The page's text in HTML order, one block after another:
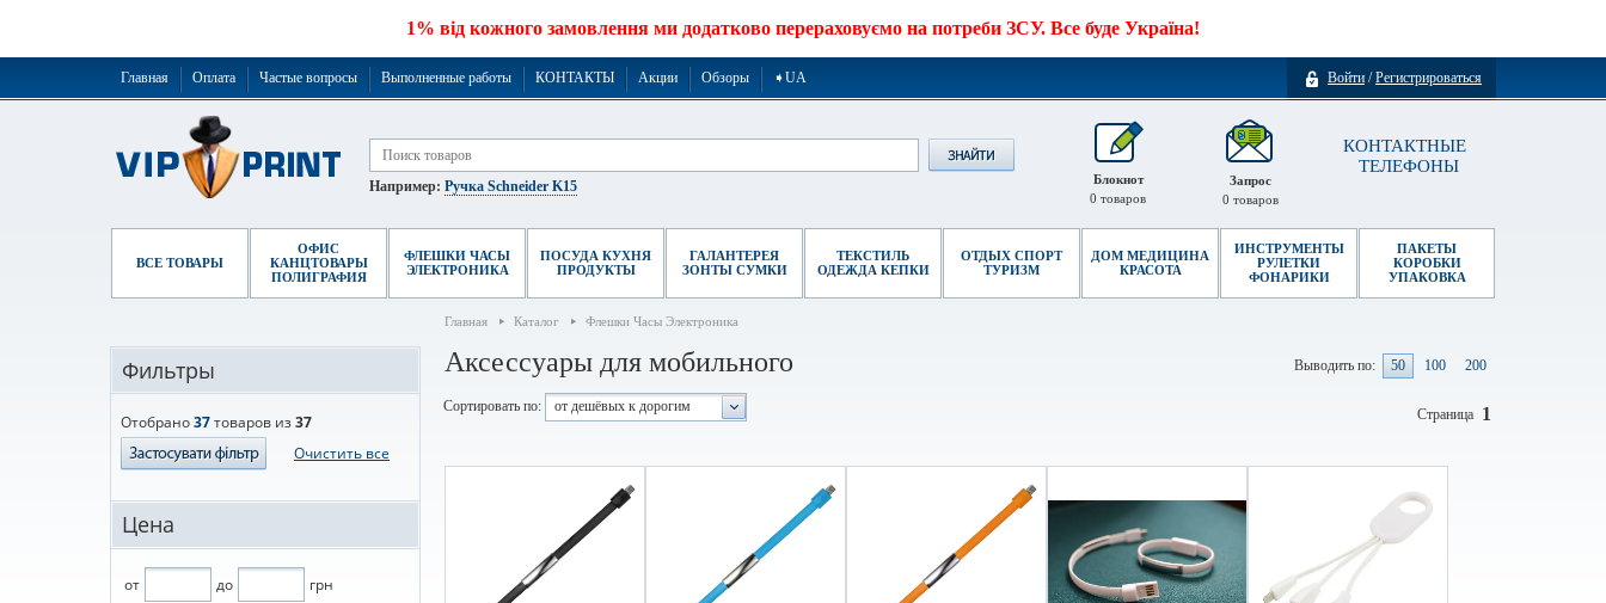
1% від кожного замовлення ми додатково перераховуємо на потреби ЗСУ. Все буде Україна!
Войти /Регистрироваться
Главная Оплата Частые вопросы Выполненные работы КОНТАКТЫ Акции Обзоры ➧UA
КОНТАКТНЫЕ
ТЕЛЕФОНЫ
Запрос
0 товаров
Например: Ручка Schneider K15
Блокнот
0 товаров
ВСЕ ТОВАРЫ
ОФИС
КАНЦТОВАРЫ
ПОЛИГРАФИЯ
ФЛЕШКИ ЧАСЫ
ЭЛЕКТРОНИКА
ПОСУДА КУХНЯ
ПРОДУКТЫ
ГАЛАНТЕРЕЯ
ЗОНТЫ СУМКИ
ТЕКСТИЛЬ
ОДЕЖДА КЕПКИ
ОТДЫХ СПОРТ
ТУРИЗМ
ДОМ МЕДИЦИНА
КРАСОТА
ИНСТРУМЕНТЫ
РУЛЕТКИ
ФОНАРИКИ
ПАКЕТЫ
КОРОБКИ
УПАКОВКА
Главная Каталог Флешки Часы Электроника
Фильтры
Отобрано37товаров из37
Очистить все
Цена
от до грн
Аксессуары для мобильного Выводить по: 50 100 200
Сортировать по: от дешёвых к дорогим 1
Страница